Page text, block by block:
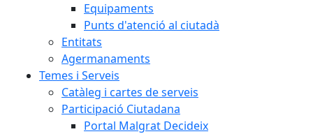
Equipaments
Punts d'atenció al ciutadà
Entitats
Agermanaments
Temes i Serveis
Catàleg i cartes de serveis
Participació Ciutadana
Portal Malgrat Decideix